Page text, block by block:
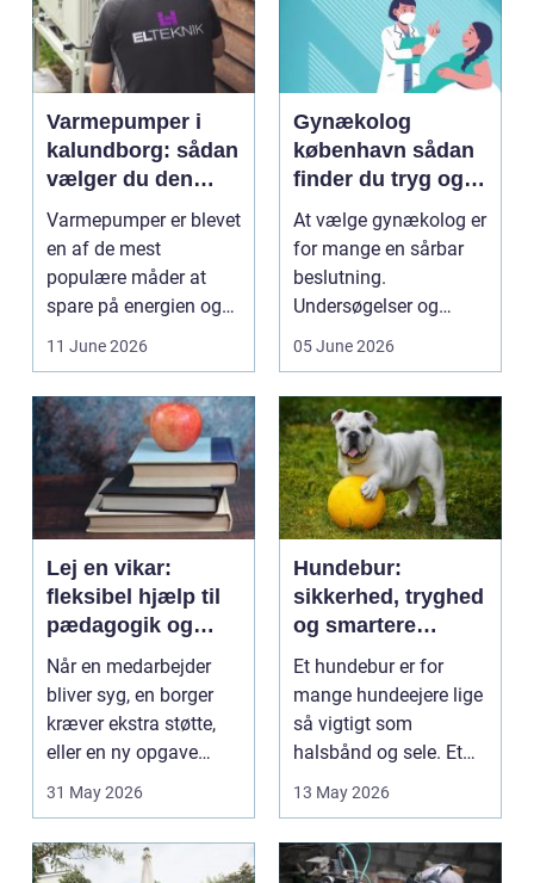
Varmepumper i
kalundborg: sådan
vælger du den
rigtige løsning
Varmepumper er blevet
en af de mest
populære måder at
spare på energien og
11 June 2026
Gynækolog
københavn sådan
finder du tryg og
professionel hjælp
At vælge gynækolog er
for mange en sårbar
beslutning.
Undersøgelser og
05 June 2026
Lej en vikar:
fleksibel hjælp til
pædagogik og
sundhed
Når en medarbejder
bliver syg, en borger
kræver ekstra støtte,
eller en ny opgave
31 May 2026
Hundebur:
sikkerhed, tryghed
og smartere
hverdag med hund
Et hundebur er for
mange hundeejere lige
så vigtigt som
halsbånd og sele. Et
13 May 2026